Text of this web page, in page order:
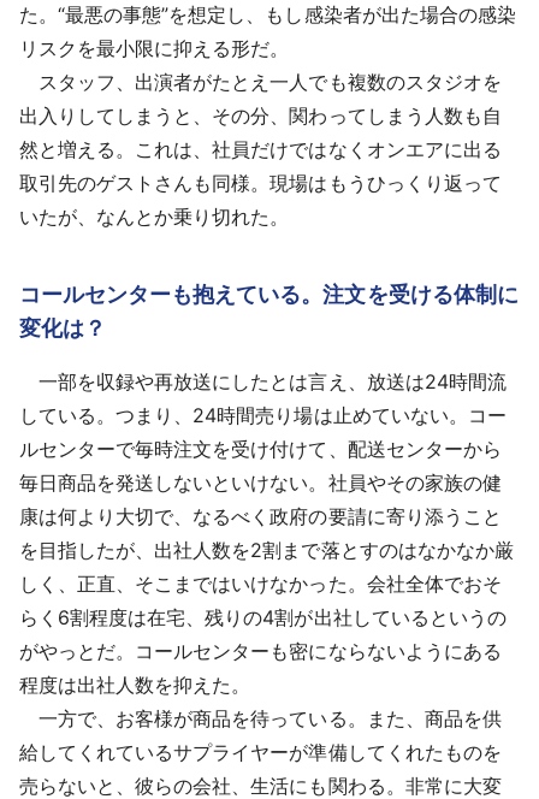
た。“最悪の事態”を想定し、もし感染者が出た場合の感染
リスクを最小限に抑える形だ。
スタッフ、出演者がたとえ一人でも複数のスタジオを
出入りしてしまうと、その分、関わってしまう人数も自
然と増える。これは、社員だけではなくオンエアに出る
取引先のゲストさんも同様。現場はもうひっくり返って
いたが、なんとか乗り切れた。
コールセンターも抱えている。注文を受ける体制に
変化は？
一部を収録や再放送にしたとは言え、放送は24時間流
している。つまり、24時間売り場は止めていない。コー
ルセンターで毎時注文を受け付けて、配送センターから
毎日商品を発送しないといけない。社員やその家族の健
康は何より大切で、なるべく政府の要請に寄り添うこと
を目指したが、出社人数を2割まで落とすのはなかなか厳
しく、正直、そこまではいけなかった。会社全体でおそ
らく6割程度は在宅、残りの4割が出社しているというの
がやっとだ。コールセンターも密にならないようにある
程度は出社人数を抑えた。
一方で、お客様が商品を待っている。また、商品を供
給してくれているサプライヤーが準備してくれたものを
売らないと、彼らの会社、生活にも関わる。非常に大変